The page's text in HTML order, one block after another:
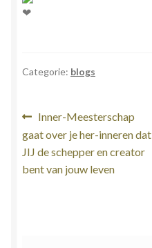
Categorie: blogs
Bericht
navigatie
Vorig
bericht:
Inner-Meesterschap
gaat over je her-inneren dat
JIJ de schepper en creator
bent van jouw leven